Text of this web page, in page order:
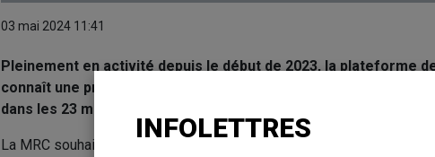
03 mai 2024 11:41
Pleinement en activité depuis le début de 2023, la plateforme
connaît une progression favorable pour la MRC de Lotbinière.
dans les 23 municipalités membres s'effectuera le 18 mai
La MRC souhaite poursuivre sur sa lancée afin d'offrir plus
INFOLETTRES